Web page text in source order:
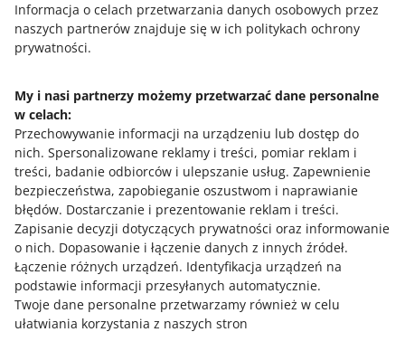
Informacja o celach przetwarzania danych osobowych przez
naszych partnerów znajduje się w ich politykach ochrony
prywatności.
My i nasi partnerzy możemy przetwarzać dane personalne
w celach:
Przechowywanie informacji na urządzeniu lub dostęp do
nich. Spersonalizowane reklamy i treści, pomiar reklam i
treści, badanie odbiorców i ulepszanie usług. Zapewnienie
bezpieczeństwa, zapobieganie oszustwom i naprawianie
błędów. Dostarczanie i prezentowanie reklam i treści.
Zapisanie decyzji dotyczących prywatności oraz informowanie
o nich. Dopasowanie i łączenie danych z innych źródeł.
Łączenie różnych urządzeń. Identyfikacja urządzeń na
podstawie informacji przesyłanych automatycznie.
Twoje dane personalne przetwarzamy również w celu
ułatwiania korzystania z naszych stron
Podmiot uniwersytecki
Dokument
2. Decyzja ws. nadania NIP.
reprezentującej.
4. Statut.
Archidiecezja
Dokument
rejestrowy
1. Potwierdzenie z rejestru związków
wyznaniowych, lub aktu powołania
proboszcza.
2. Dekret/dokument o powołaniu
przedstawiciela.
Dom zakonny
SZYBKA WSKAZÓWKA 11 MIN
SZYBKA WSKAZÓWKA 12 MIN
Top 10 wskazówek dla nowych
sprzedających na Allegro
SZYBKA WSKAZÓWKA 2 MIN
Firmowe zakupy z Allegro Pay Business
SZYBKA WSKAZÓWKA
Potrzebujesz pomocy?
Skontaktuj się z nami
Zapytaj społeczność
Zajrzyj na Allegro Gadane